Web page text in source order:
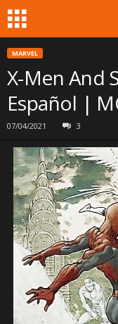
MARVEL
X-Men And
Español |
07/04/2021 3